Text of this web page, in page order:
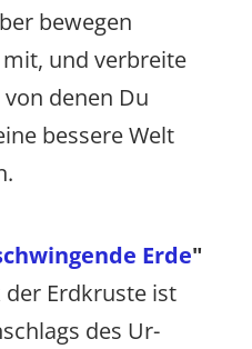
bewegen
und verbreite
denen Du
bessere Welt
Erde"
Erdkruste ist
des Ur-